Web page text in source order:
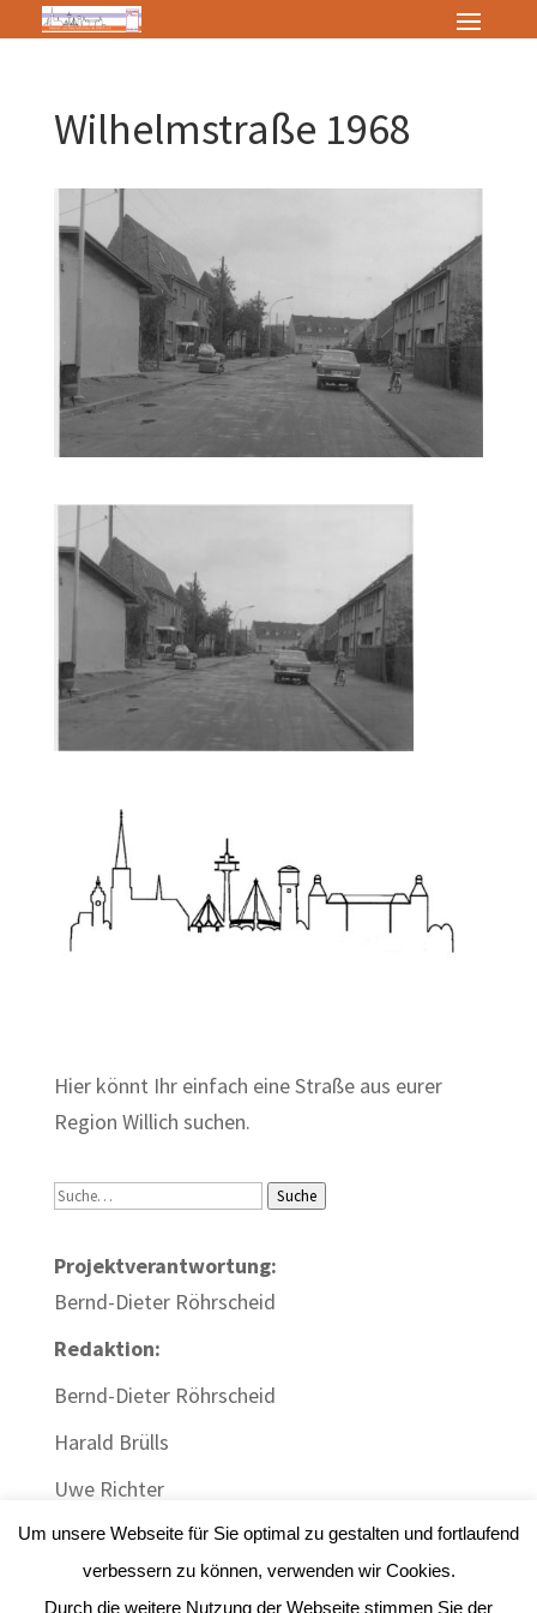
Wilhelmstraße 1968
Hier könnt Ihr einfach eine Straße aus eurer
Region Willich suchen.
Suche Suche
Projektverantwortung:
Bernd-Dieter Röhrscheid
Redaktion:
Bernd-Dieter Röhrscheid
Harald Brülls
Uwe Richter
Um unsere Webseite für Sie optimal zu gestalten und fortlaufend
verbessern zu können, verwenden wir Cookies.
Durch die weitere Nutzung der Webseite stimmen Sie der